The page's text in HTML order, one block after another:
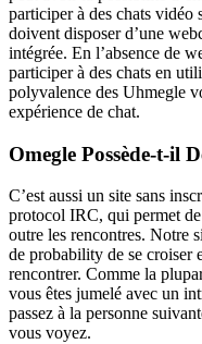
participer à des chats vidéo
doivent disposer d’une
intégrée. En l’absence de
participer à des chats en
polyvalence des Uhmegle
expérience de chat.
Omegle Possède-t-il
C’est aussi un site sans
protocol IRC, qui permet de
outre les rencontres. Notre
de probability de se croiser
rencontrer. Comme la
vous êtes jumelé avec un
passez à la personne
vous voyez.